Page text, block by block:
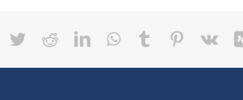
Facebook
TwitterRedditLinkedInWhatsApp
TumblrPinterest
Vk